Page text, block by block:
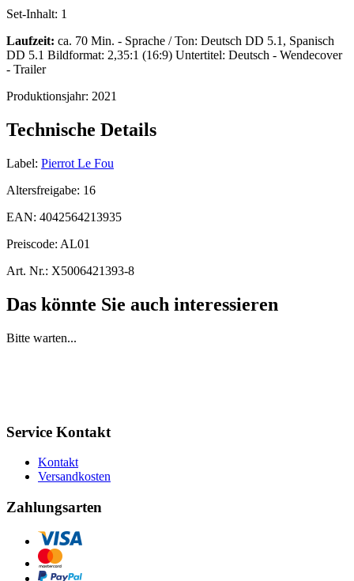
Set-Inhalt: 1
Laufzeit: ca. 70 Min. - Sprache / Ton: Deutsch DD 5.1, Spanisch
DD 5.1 Bildformat: 2,35:1 (16:9) Untertitel: Deutsch - Wendecover
- Trailer
Produktionsjahr: 2021
Technische Details
Label: Pierrot Le Fou
Altersfreigabe: 16
EAN: 4042564213935
Preiscode: AL01
Art. Nr.: X5006421393-8
Das könnte Sie auch interessieren
Bitte warten...
Service Kontakt
Kontakt
Versandkosten
Zahlungsarten